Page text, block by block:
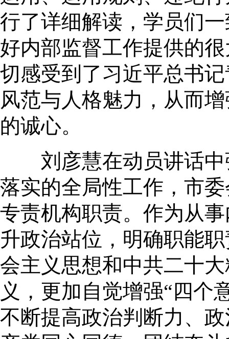
行了详细解读，学员们
好内部监督工作提供的
切感受到了习近平总书
风范与人格魅力，从而
的诚心。
刘彦慧在动员讲话中
落实的全局性工作，市
专责机构职责。作为从
升政治站位，明确职能
会主义思想和中共二十
义，更加自觉增强“四个
不断提高政治判断力、